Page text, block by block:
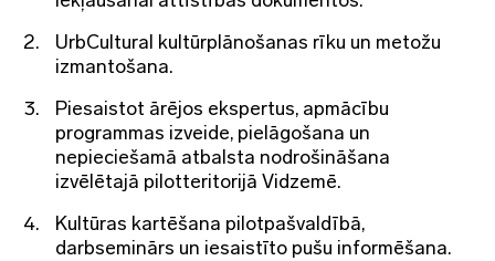
UrbCultural kultūrplānošanas rīku un metožu
izmantošana.
Piesaistot ārējos ekspertus, apmācību
programmas izveide, pielāgošana un
nepieciešamā atbalsta nodrošināšana
izvēlētajā pilotteritorijā Vidzemē.
Kultūras kartēšana pilotpašvaldībā,
darbseminārs un iesaistīto pušu informēšana.